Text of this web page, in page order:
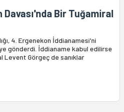
Bir Tuğamiral
4. Ergenekon İddianamesi'ni
gönderdi. İddianame kabul edilirse
Levent Görgeç de sanıklar